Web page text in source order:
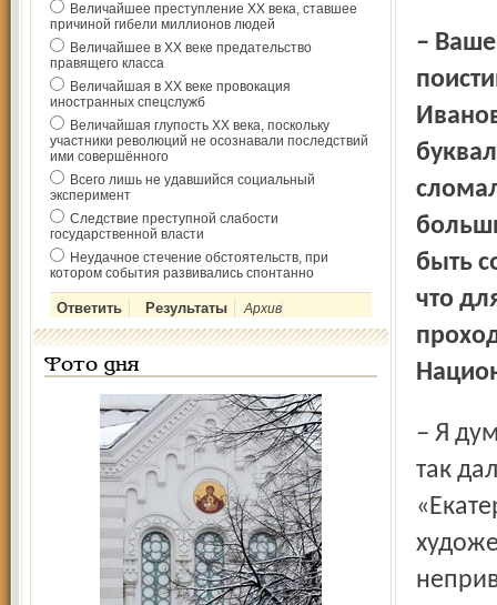
Величайшее преступление ХХ века, ставшее
причиной гибели миллионов людей
Величайшее в ХХ веке предательство
правящего класса
Величайшая в ХХ веке провокация
иностранных спецслужб
Величайшая глупость ХХ века, поскольку
участники революций не осознавали последствий
ими совершённого
Всего лишь не удавшийся социальный
эксперимент
Следствие преступной слабости
государственной власти
Неудачное стечение обстоятельств, при
котором события развивались спонтанно
Архив
Фото дня
– Ваше появление в Яро­славле два года назад было
быть
что
– Я думаю, что всё выше­сказанное – про слом традиций и
так